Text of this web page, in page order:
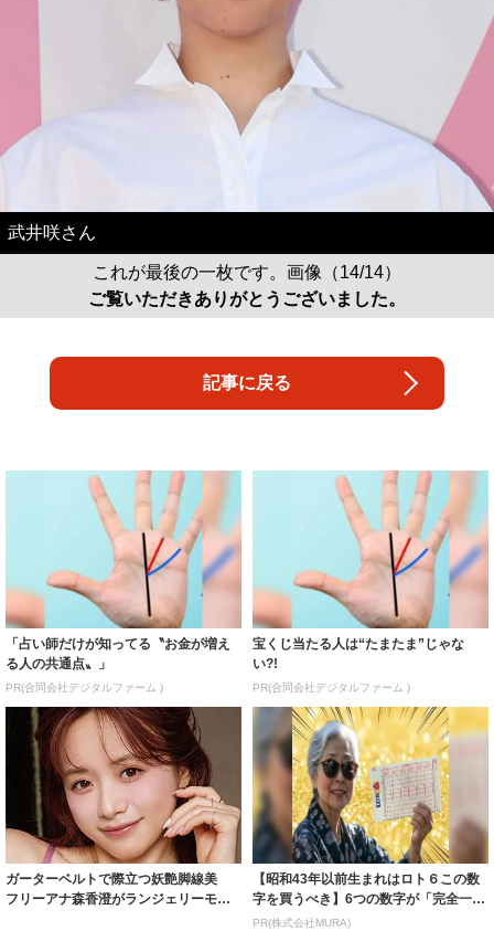
武井咲さん
これが最後の一枚です。画像（14/14）
ご覧いただきありがとうございました。
記事に戻る
「占い師だけが知ってる〝お金が増え
る人の共通点〟」
PR(合同会社デジタルファーム )
宝くじ当たる人は“たまたま”じゃな
い?!
PR(合同会社デジタルファーム )
ガーターベルトで際立つ妖艶脚線美
フリーアナ森香澄がランジェリーモデ
【昭和43年以前生まれはロト６この数
字を買うべき】6つの数字が「完全一
致」する方...
PR(株式会社MURA)